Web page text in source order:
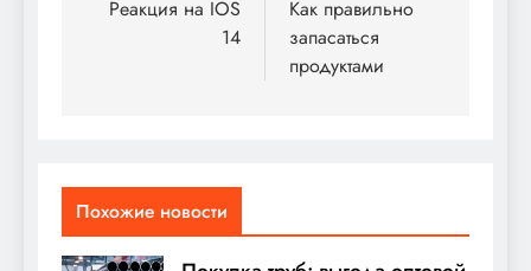
поРеакция на IOS
14
Как правильно
запасаться
продуктами
Похожие новости